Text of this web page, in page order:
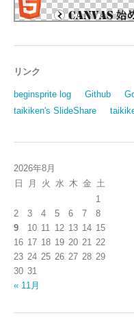
リンク
beginsprite log Github
taikiken's SlideShare
2026年8月
日
月 火 水 木 金 土
1
2
3 4 5 6 7
8
9
10 11 12 13 14 15
16 17 18 19 20 21 22
23 24 25 26 27 28 29
30 31
« 11月